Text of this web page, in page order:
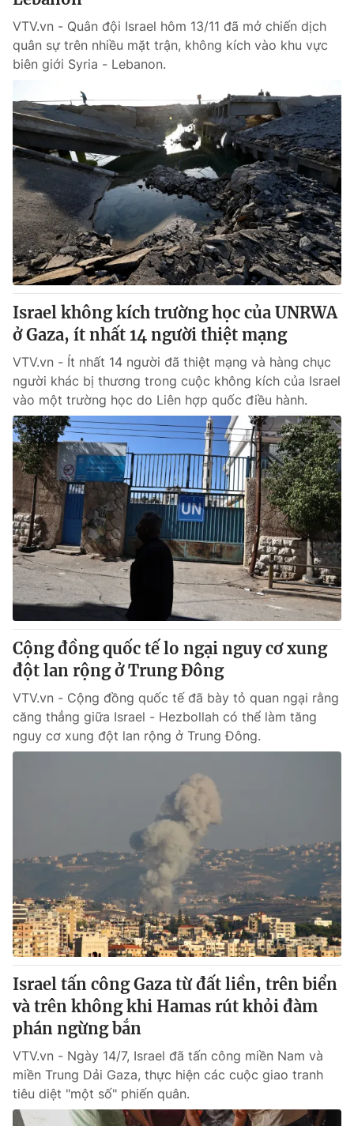
VTV.vn - Quân đội Israel hôm 13/11 đã mở chiến dịch
quân sự trên nhiều mặt trận, không kích vào khu vực
biên giới Syria - Lebanon.
Israel không kích trường học của UNRWA
ở Gaza, ít nhất 14 người thiệt mạng
VTV.vn - Ít nhất 14 người đã thiệt mạng và hàng chục
người khác bị thương trong cuộc không kích của Israel
vào một trường học do Liên hợp quốc điều hành.
Cộng đồng quốc tế lo ngại nguy cơ xung
đột lan rộng ở Trung Đông
VTV.vn - Cộng đồng quốc tế đã bày tỏ quan ngại rằng
căng thẳng giữa Israel - Hezbollah có thể làm tăng
nguy cơ xung đột lan rộng ở Trung Đông.
Israel tấn công Gaza từ đất liền, trên biển
và trên không khi Hamas rút khỏi đàm
phán ngừng bắn
VTV.vn - Ngày 14/7, Israel đã tấn công miền Nam và
miền Trung Dải Gaza, thực hiện các cuộc giao tranh
tiêu diệt "một số" phiến quân.